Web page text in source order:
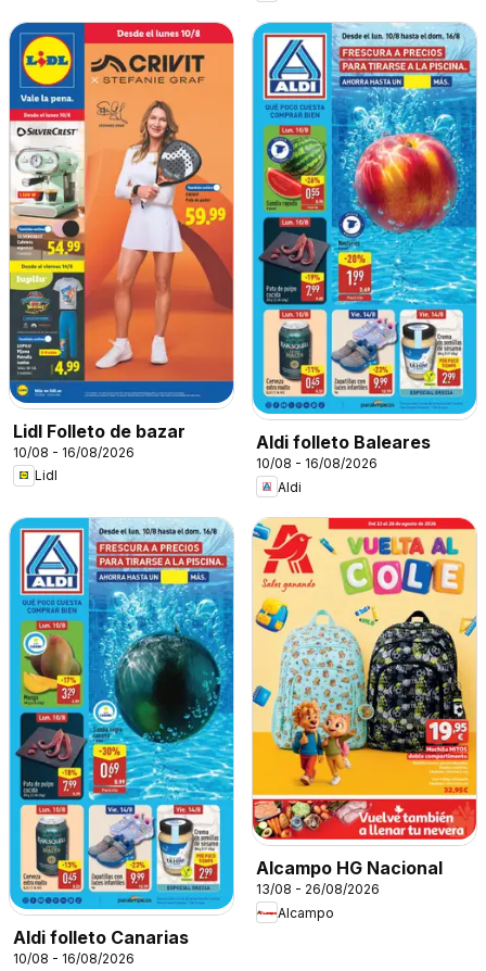
Lidl Folleto de bazar
10/08 - 16/08/2026
Lidl
Aldi folleto Baleares
10/08 - 16/08/2026
Aldi
Aldi folleto Canarias
10/08 - 16/08/2026
Alcampo HG Nacional
13/08 - 26/08/2026
Alcampo